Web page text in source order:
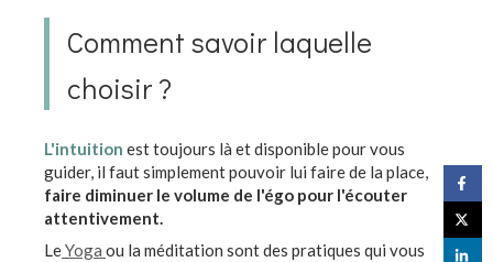
Comment savoir laquelle
choisir ?
L'intuition est toujours là et disponible pour vous
guider, il faut simplement pouvoir lui faire de la place,
faire diminuer le volume de l'égo pour l'écouter
attentivement.
LeYoga ou la méditation sont des pratiques qui vous